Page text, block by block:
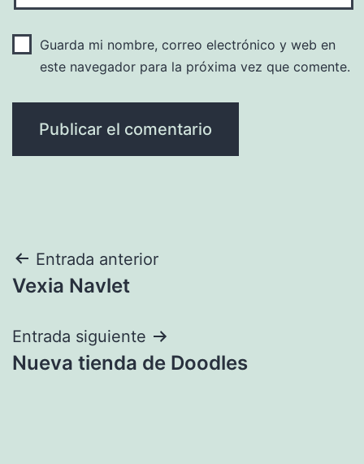
Guarda mi nombre, correo electrónico y web en
este navegador para la próxima vez que comente.
Navegación
de
entradas
Entrada anterior
Vexia Navlet
Entrada siguiente
Nueva tienda de Doodles